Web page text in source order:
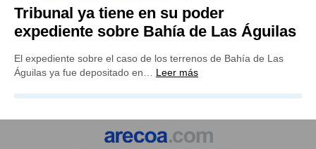
Tribunal ya tiene en su poder
expediente sobre Bahía de Las Águilas
El expediente sobre el caso de los terrenos de Bahía de Las
Águilas ya fue depositado en… Leer más